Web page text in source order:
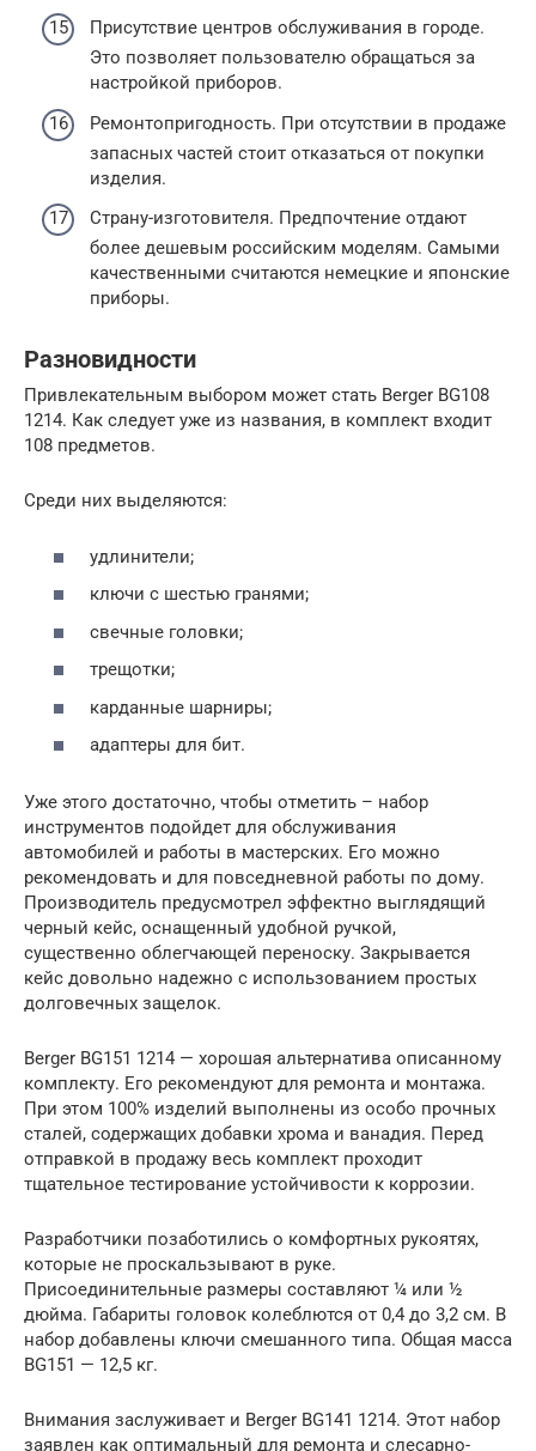
Присутствие центров обслуживания в городе.
Это позволяет пользователю обращаться за
настройкой приборов.
Ремонтопригодность. При отсутствии в продаже
запасных частей стоит отказаться от покупки
изделия.
Страну-изготовителя. Предпочтение отдают
более дешевым российским моделям. Самыми
качественными считаются немецкие и японские
приборы.
Разновидности
Привлекательным выбором может стать Berger BG108
1214. Как следует уже из названия, в комплект входит
108 предметов.
Среди них выделяются:
удлинители;
ключи с шестью гранями;
свечные головки;
трещотки;
карданные шарниры;
адаптеры для бит.
Уже этого достаточно, чтобы отметить – набор
инструментов подойдет для обслуживания
автомобилей и работы в мастерских. Его можно
рекомендовать и для повседневной работы по дому.
Производитель предусмотрел эффектно выглядящий
черный кейс, оснащенный удобной ручкой,
существенно облегчающей переноску. Закрывается
кейс довольно надежно с использованием простых
долговечных защелок.
Berger BG151 1214 — хорошая альтернатива описанному
комплекту. Его рекомендуют для ремонта и монтажа.
При этом 100% изделий выполнены из особо прочных
сталей, содержащих добавки хрома и ванадия. Перед
отправкой в продажу весь комплект проходит
тщательное тестирование устойчивости к коррозии.
Разработчики позаботились о комфортных рукоятях,
которые не проскальзывают в руке.
Присоединительные размеры составляют ¼ или ½
дюйма. Габариты головок колеблются от 0,4 до 3,2 см. В
набор добавлены ключи смешанного типа. Общая масса
BG151 — 12,5 кг.
Внимания заслуживает и Berger BG141 1214. Этот набор
заявлен как оптимальный для ремонта и слесарно-